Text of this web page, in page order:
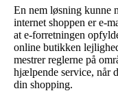
En nem løsning kunne
internet shoppen er e-
at e-forretningen
online butikken
mestrer reglerne på
hjælpende service, når
din shopping.